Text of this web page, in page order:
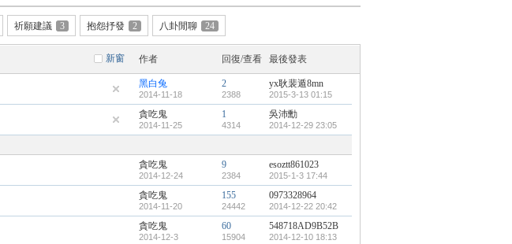
祈願建議 3 抱怨抒發 2 八卦閒聊 24
新窗 作者 回復/查看 最後發表
黑白兔
2014-11-18
2
2388
yx耿裴遁8mn
2015-3-13 01:15
貪吃鬼
2014-11-25
1
4314
吳沛勳
2014-12-29 23:05
貪吃鬼
2014-12-24
9
2384
esoztt861023
2015-1-3 17:44
貪吃鬼
2014-11-20
155
24442
0973328964
2014-12-22 20:42
貪吃鬼
2014-12-3
60
15904
548718AD9B52B
2014-12-10 18:13